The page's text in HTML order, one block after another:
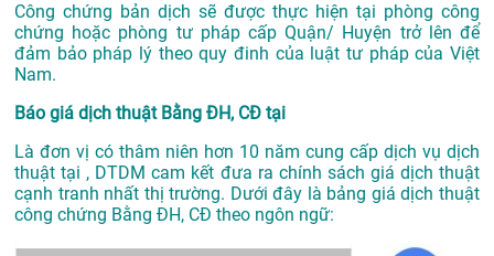
Công chứng bản dịch sẽ được thực hiện tại phòng công
chứng hoặc phòng tư pháp cấp Quận/ Huyện trở lên để
đảm bảo pháp lý theo quy đinh của luật tư pháp của Việt
Nam.
Báo giá dịch thuật Bằng ĐH, CĐ tại
Là đơn vị có thâm niên hơn 10 năm cung cấp dịch vụ dịch
thuật tại , DTDM cam kết đưa ra chính sách giá dịch thuật
cạnh tranh nhất thị trường. Dưới đây là bảng giá dịch thuật
công chứng Bằng ĐH, CĐ theo ngôn ngữ: